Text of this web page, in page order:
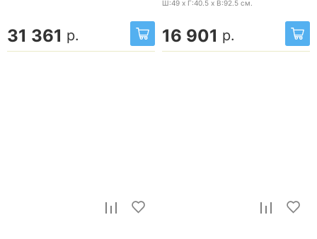
31 361 р.
Ш:49 x Г:40.5 x В:92.5 см.
16 901 р.